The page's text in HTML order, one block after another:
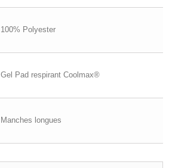
100% Polyester
Gel Pad respirant Coolmax®
Manches longues